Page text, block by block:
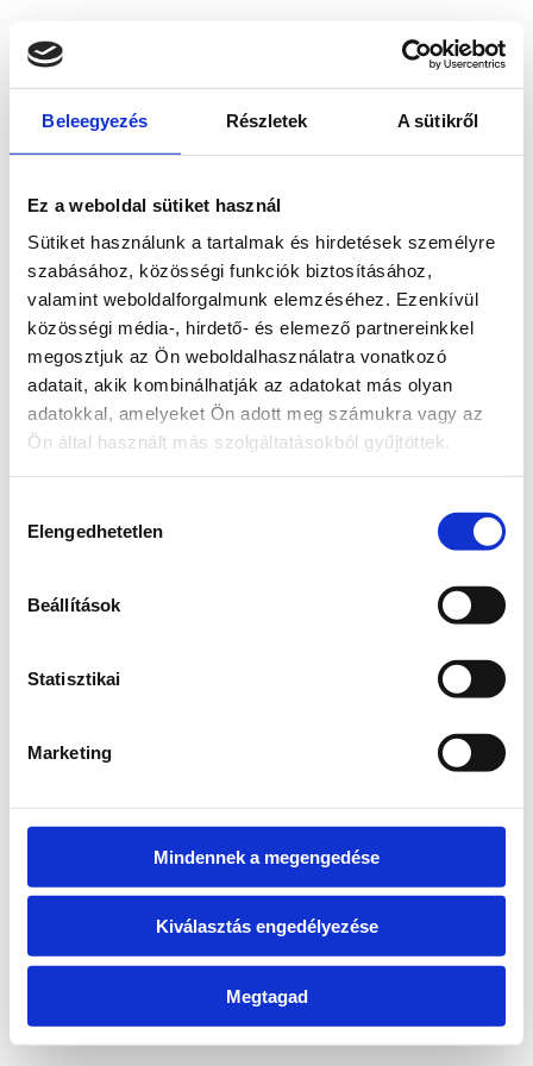
Beleegyezés Részletek A sütikről
Ez a weboldal sütiket használ
Sütiket használunk a tartalmak és hirdetések személyre
szabásához, közösségi funkciók biztosításához,
valamint weboldalforgalmunk elemzéséhez. Ezenkívül
közösségi média-, hirdető- és elemező partnereinkkel
megosztjuk az Ön weboldalhasználatra vonatkozó
adatait, akik kombinálhatják az adatokat más olyan
adatokkal, amelyeket Ön adott meg számukra vagy az
Ön által használt más szolgáltatásokból gyűjtöttek.
kiválasztása
Elengedhetetlen
Beállítások
Statisztikai
Marketing
Mindennek a megengedése
Kiválasztás engedélyezése
Megtagad
loadingwww.bicapp.hu
(see the browser console for more